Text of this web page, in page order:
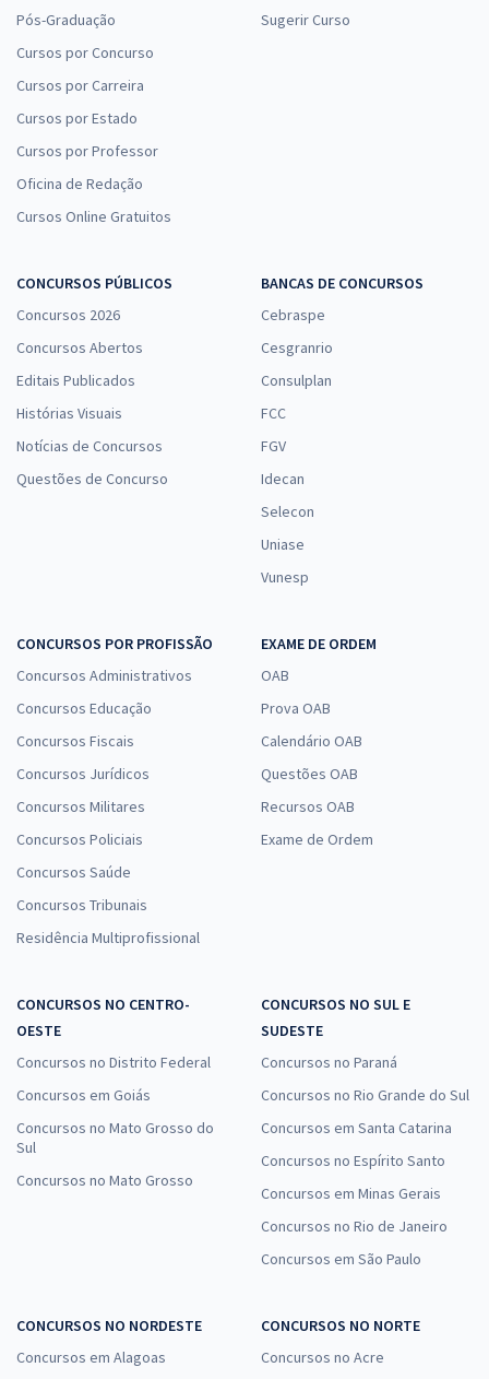
Pós-Graduação
Cursos por Concurso
Cursos por Carreira
Cursos por Estado
Cursos por Professor
Oficina de Redação
Cursos Online Gratuitos
Sugerir Curso
CONCURSOS PÚBLICOS
Concursos 2026
Concursos Abertos
Editais Publicados
Histórias Visuais
Notícias de Concursos
Questões de Concurso
BANCAS DE CONCURSOS
Cebraspe
Cesgranrio
Consulplan
FCC
FGV
Idecan
Selecon
Uniase
Vunesp
CONCURSOS POR PROFISSÃO
Concursos Administrativos
Concursos Educação
Concursos Fiscais
Concursos Jurídicos
Concursos Militares
Concursos Policiais
Concursos Saúde
Concursos Tribunais
Residência Multiprofissional
EXAME DE ORDEM
OAB
Prova OAB
Calendário OAB
Questões OAB
Recursos OAB
Exame de Ordem
CONCURSOS NO CENTRO-
OESTE
Concursos no Distrito Federal
Concursos em Goiás
Concursos no Mato Grosso do
Sul
Concursos no Mato Grosso
CONCURSOS NO SUL E
SUDESTE
Concursos no Paraná
Concursos no Rio Grande do Sul
Concursos em Santa Catarina
Concursos no Espírito Santo
Concursos em Minas Gerais
Concursos no Rio de Janeiro
Concursos em São Paulo
CONCURSOS NO NORDESTE
Concursos em Alagoas
CONCURSOS NO NORTE
Concursos no Acre